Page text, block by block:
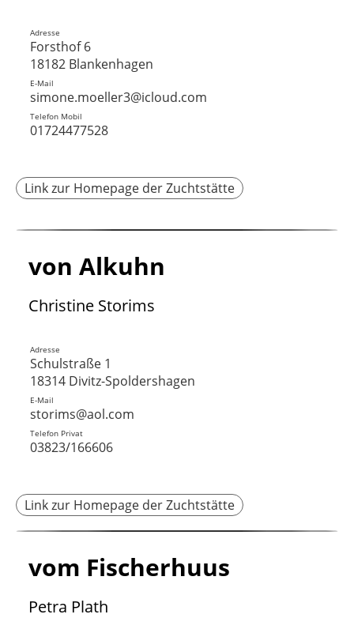
Adresse
Forsthof 6
18182 Blankenhagen
E-Mail
simone.moeller3@icloud.com
Telefon Mobil
01724477528
Link zur Homepage der Zuchtstätte
von Alkuhn
Christine Storims
Adresse
Schulstraße 1
18314 Divitz-Spoldershagen
E-Mail
storims@aol.com
Telefon Privat
03823/166606
Link zur Homepage der Zuchtstätte
vom Fischerhuus
Petra Plath